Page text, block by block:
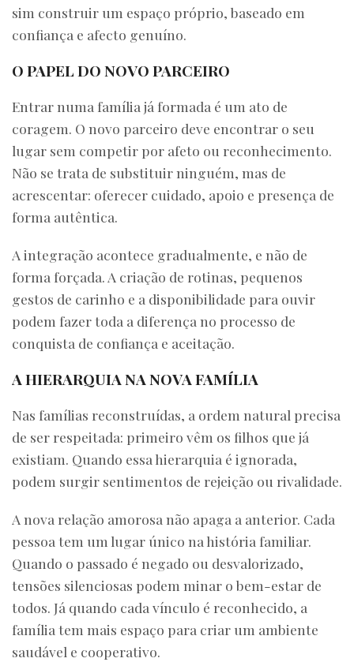
sim construir um espaço próprio, baseado em
confiança e afecto genuíno.
O PAPEL DO NOVO PARCEIRO
Entrar numa família já formada é um ato de
coragem. O novo parceiro deve encontrar o seu
lugar sem competir por afeto ou reconhecimento.
Não se trata de substituir ninguém, mas de
acrescentar: oferecer cuidado, apoio e presença de
forma autêntica.
A integração acontece gradualmente, e não de
forma forçada. A criação de rotinas, pequenos
gestos de carinho e a disponibilidade para ouvir
podem fazer toda a diferença no processo de
conquista de confiança e aceitação.
A HIERARQUIA NA NOVA FAMÍLIA
Nas famílias reconstruídas, a ordem natural precisa
de ser respeitada: primeiro vêm os filhos que já
existiam. Quando essa hierarquia é ignorada,
podem surgir sentimentos de rejeição ou rivalidade.
A nova relação amorosa não apaga a anterior. Cada
pessoa tem um lugar único na história familiar.
Quando o passado é negado ou desvalorizado,
tensões silenciosas podem minar o bem-estar de
todos. Já quando cada vínculo é reconhecido, a
família tem mais espaço para criar um ambiente
saudável e cooperativo.